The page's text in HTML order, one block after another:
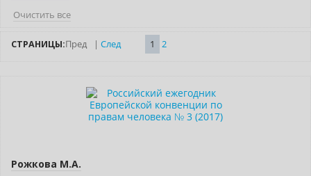
Очистить все
СТРАНИЦЫ:Пред | След 1 2
Рожкова М.А.